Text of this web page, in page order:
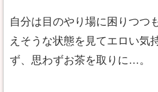
自分は目のやり場に困りつつ
えそうな状態を見てエロい気
ず、思わずお茶を取りに…。